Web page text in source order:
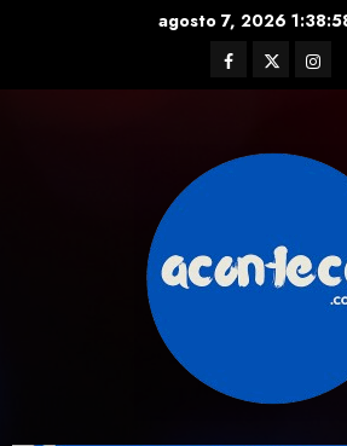
agosto 7, 2026
Facebook
Twitter